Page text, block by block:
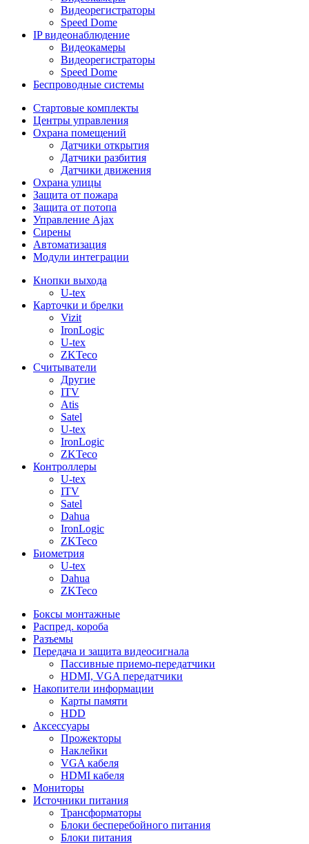
Видеорегистраторы
Speed Dome
IP видеонаблюдение
Видеокамеры
Видеорегистраторы
Speed Dome
Беспроводные системы
Стартовые комплекты
Центры управления
Охрана помещений
Датчики открытия
Датчики разбития
Датчики движения
Охрана улицы
Защита от пожара
Защита от потопа
Управление Ajax
Сирены
Автоматизация
Модули интеграции
Кнопки выхода
U-tex
Карточки и брелки
Vizit
IronLogic
U-tex
ZKTeco
Считыватели
Другие
ITV
Atis
Satel
U-tex
IronLogic
ZKTeco
Контроллеры
U-tex
ITV
Satel
Dahua
IronLogic
ZKTeco
Биометрия
U-tex
Dahua
ZKTeco
Боксы монтажные
Распред. короба
Разъемы
Передача и защита видеосигнала
Пассивные приемо-передатчики
HDMI, VGA передатчики
Накопители информации
Карты памяти
HDD
Аксессуары
Прожекторы
Наклейки
VGA кабеля
HDMI кабеля
Мониторы
Источники питания
Трансформаторы
Блоки бесперебойного питания
Блоки питания